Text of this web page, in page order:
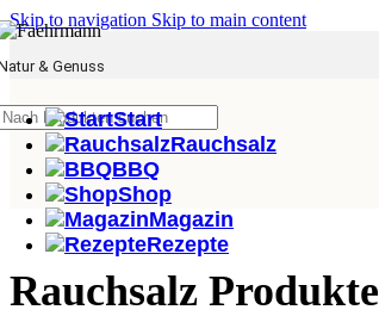
Skip to navigation Skip to main content
& Genuss
Start
Rauchsalz
BBQ
Shop
Magazin
Rezepte
Rauchsalz Produkte